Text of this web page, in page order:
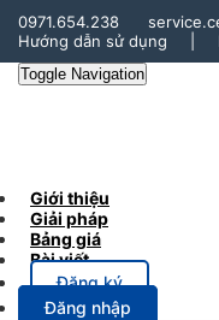
0971.654.238
Hướng dẫn sử dụng
Toggle Navigation
Giới thiệu
Giải pháp
Bảng giá
Bài viết
Đăng ký
Đăng nhập